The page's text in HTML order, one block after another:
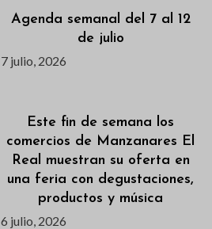
Agenda semanal del 7 al 12
de julio
7 julio, 2026
Este fin de semana los
comercios de Manzanares El
Real muestran su oferta en
una feria con degustaciones,
productos y música
6 julio, 2026